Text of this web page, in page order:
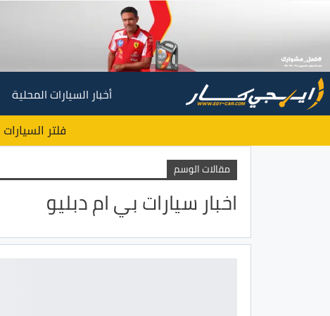
أخبار السيارات المحلية
فلتر السيارات
مقالات الوسم
اخبار سيارات بي ام دبليو